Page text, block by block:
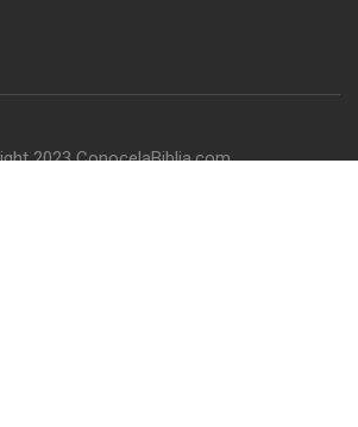
2023 ConocelaBiblia.com